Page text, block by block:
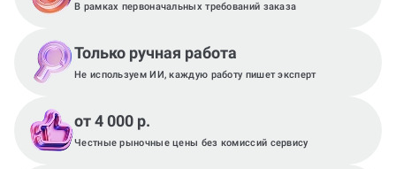
В рамках первоначальных требований заказа
Только ручная работа
Не используем ИИ, каждую работу пишет эксперт
от 4 000 р.
Честные рыночные цены без комиссий сервису